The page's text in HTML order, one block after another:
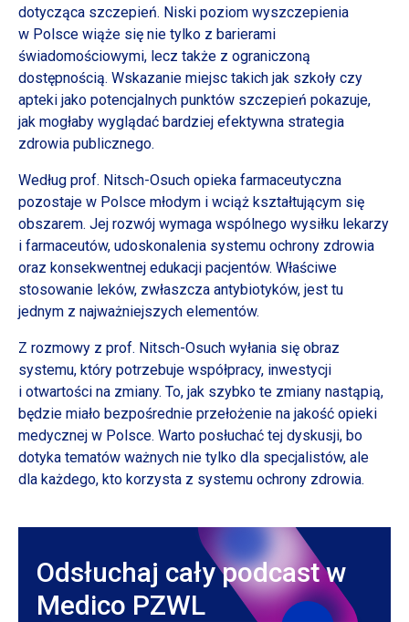
dotycząca szczepień. Niski poziom wyszczepienia
w Polsce wiąże się nie tylko z barierami
świadomościowymi, lecz także z ograniczoną
dostępnością. Wskazanie miejsc takich jak szkoły czy
apteki jako potencjalnych punktów szczepień pokazuje,
jak mogłaby wyglądać bardziej efektywna strategia
zdrowia publicznego.
Według prof. Nitsch-Osuch opieka farmaceutyczna
pozostaje w Polsce młodym i wciąż kształtującym się
obszarem. Jej rozwój wymaga wspólnego wysiłku lekarzy
i farmaceutów, udoskonalenia systemu ochrony zdrowia
oraz konsekwentnej edukacji pacjentów. Właściwe
stosowanie leków, zwłaszcza antybiotyków, jest tu
jednym z najważniejszych elementów.
Z rozmowy z prof. Nitsch-Osuch wyłania się obraz
systemu, który potrzebuje współpracy, inwestycji
i otwartości na zmiany. To, jak szybko te zmiany nastąpią,
będzie miało bezpośrednie przełożenie na jakość opieki
medycznej w Polsce. Warto posłuchać tej dyskusji, bo
dotyka tematów ważnych nie tylko dla specjalistów, ale
dla każdego, kto korzysta z systemu ochrony zdrowia.
Odsłuchaj cały podcast w
Medico PZWL